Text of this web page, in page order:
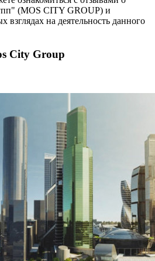
(MOS CITY GROUP) и
взглядах на деятельность данного
City Group